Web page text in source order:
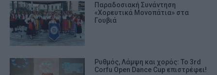
Παραδοσιακή Συνάντηση
«Χορευτικά Μονοπάτια» στα
Γουβιά
Ρυθμός, Λάμψη και χορός: Το 3rd
Corfu Open Dance Cup επιστρέφει!